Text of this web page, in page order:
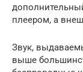
плеером, а
Звук,
выше